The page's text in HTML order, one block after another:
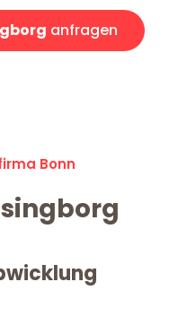
anfragen
Bonn